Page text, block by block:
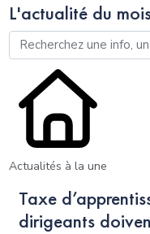
L'actualité du
Actualités à la une
Taxe
dirigeants